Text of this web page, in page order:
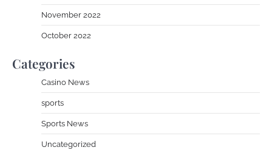
November 2022
October 2022
Categories
Casino News
sports
Sports News
Uncategorized